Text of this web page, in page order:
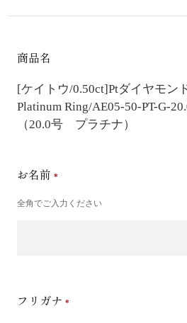
商品名
[ケイトウ/0.50ct]Ptダイヤモン
Platinum Ring/AE05-50-PT-G-
（20.0号 プラチナ）
お名前
全角でご入力ください
フリガナ